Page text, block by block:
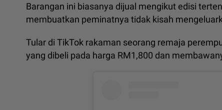
Barangan ini biasanya dijual mengikut edisi
membuatkan peminatnya tidak kisah
Tular di TikTok rakaman seorang remaja
yang dibeli pada harga RM1,800 dan